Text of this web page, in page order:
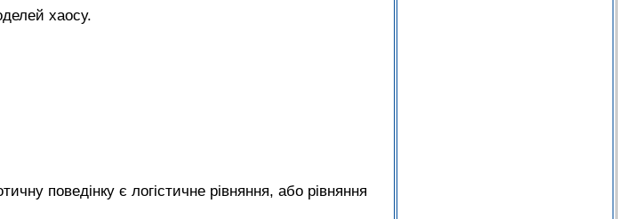
хаосу.
поведінку є логістичне рівняння, або рівняння